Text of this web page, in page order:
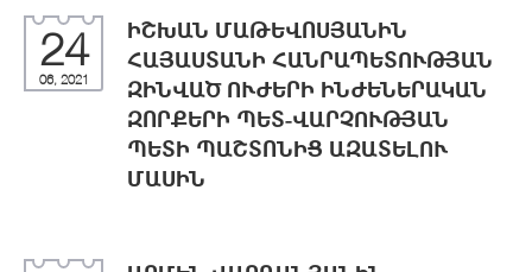
24
06, 2021
ԻՇԽԱՆ ՄԱԹԵՎՈՍՅԱՆԻՆ
ՀԱՅԱՍՏԱՆԻ ՀԱՆՐԱՊԵՏՈՒԹՅԱՆ
ԶԻՆՎԱԾ ՈՒԺԵՐԻ ԻՆԺԵՆԵՐԱԿԱՆ
ԶՈՐՔԵՐԻ ՊԵՏ-ՎԱՐՉՈՒԹՅԱՆ
ՊԵՏԻ ՊԱՇՏՈՆԻՑ ԱԶԱՏԵԼՈՒ
ՄԱՍԻՆ